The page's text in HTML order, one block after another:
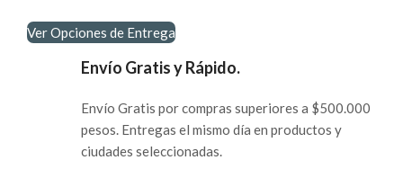
Ver Opciones de Entrega
Envío Gratis y Rápido.
Envío Gratis por compras superiores a $500.000
pesos. Entregas el mismo día en productos y
ciudades seleccionadas.